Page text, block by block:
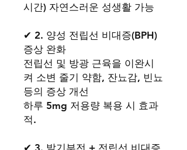
시간) 자연스러운 성생활 가능
✔ 2. 양성 전립선 비대증(BPH)
증상 완화
전립선 및 방광 근육을 이완시
켜 소변 줄기 약함, 잔뇨감, 빈뇨
등의 증상 개선
하루 5mg 저용량 복용 시 효과
적.
✔ 3. 발기부전 + 전립선 비대증